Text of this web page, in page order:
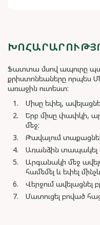
Ֆատտա մսով ապուրը
քրիստոնեաները որպես
առաջին ուտեստ:
Միսը եփել,
Երբ միսը փափկի,
մեջ:
Թավայում
Առանձին տապակել
Արգանակի մեջ
համեմել և եփել
Վերջում ավելացնել
Մատուցել բոված